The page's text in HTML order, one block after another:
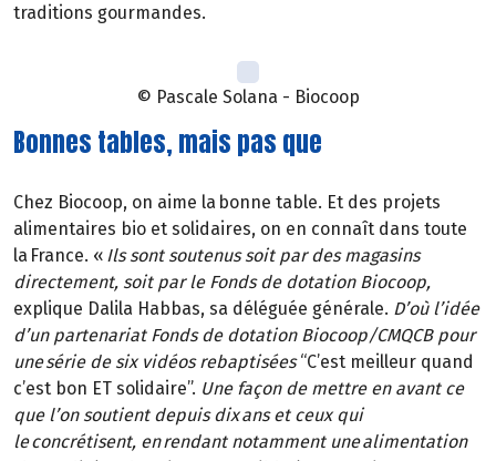
traditions gourmandes.
© Pascale Solana - Biocoop
Bonnes tables, mais pas que
Chez Biocoop, on aime la bonne table. Et des projets
alimentaires bio et solidaires, on en connaît dans toute
la France. « Ils sont soutenus soit par des magasins
directement, soit par le Fonds de dotation Biocoop,
explique Dalila Habbas, sa déléguée générale. D’où l’idée
d’un partenariat Fonds de dotation Biocoop/CMQCB pour
une série de six vidéos rebaptisées“C’est meilleur quand
c’est bon ET solidaire”. Une façon de mettre en avant ce
que l’on soutient depuis dix ans et ceux qui
le concrétisent, en rendant notamment une alimentation